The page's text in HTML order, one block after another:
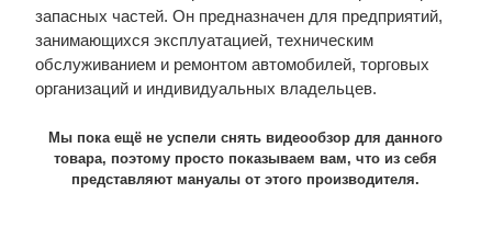
запасных частей. Он предназначен для предприятий,
занимающихся эксплуатацией, техническим
обслуживанием и ремонтом автомобилей, торговых
организаций и индивидуальных владельцев.
Мы пока ещё не успели снять видеообзор для данного
товара, поэтому просто показываем вам, что из себя
представляют мануалы от этого производителя.